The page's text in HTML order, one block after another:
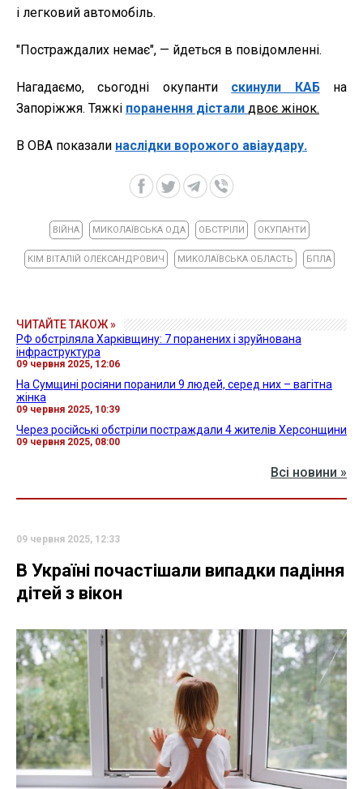
і легковий автомобіль.
"Постраждалих немає", — йдеться в повідомленні.
Нагадаємо, сьогодні окупанти скинули КАБна
Запоріжжя. Тяжкі поранення дістали двоє жінок.
В ОВА показали наслідки ворожого авіаудару.
ВІЙНА МИКОЛАЇВСЬКА ОДА ОБСТРІЛИ ОКУПАНТИ
КІМ ВІТАЛІЙ ОЛЕКСАНДРОВИЧ МИКОЛАЇВСЬКА ОБЛАСТЬ БПЛА
ЧИТАЙТЕ ТАКОЖ »
РФ обстріляла Харківщину: 7 поранених і зруйнована
інфраструктура
09 червня 2025, 12:06
На Сумщині росіяни поранили 9 людей, серед них – вагітна
жінка
09 червня 2025, 10:39
Через російські обстріли постраждали 4 жителів Херсонщини
09 червня 2025, 08:00
Всі новини »
09 червня 2025, 12:33
В Україні почастішали випадки падіння
дітей з вікон